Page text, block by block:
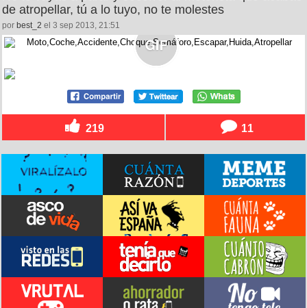
de atropellar, tú a lo tuyo, no te molestes
por best_2 el 3 sep 2013, 21:51
219 11